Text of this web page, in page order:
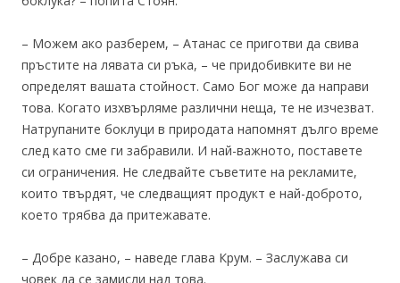
– Можем ако разберем, – Атанас се приготви да свива
пръстите на лявата си ръка, – че придобивките ви не
определят вашата стойност. Само Бог може да направи
това. Когато изхвърляме различни неща, те не изчезват.
Натрупаните боклуци в природата напомнят дълго време
след като сме ги забравили. И най-важното, поставете
си ограничения. Не следвайте съветите на рекламите,
които твърдят, че следващият продукт е най-доброто,
което трябва да притежавате.
– Добре казано, – наведе глава Крум. – Заслужава си
човек да се замисли над това.